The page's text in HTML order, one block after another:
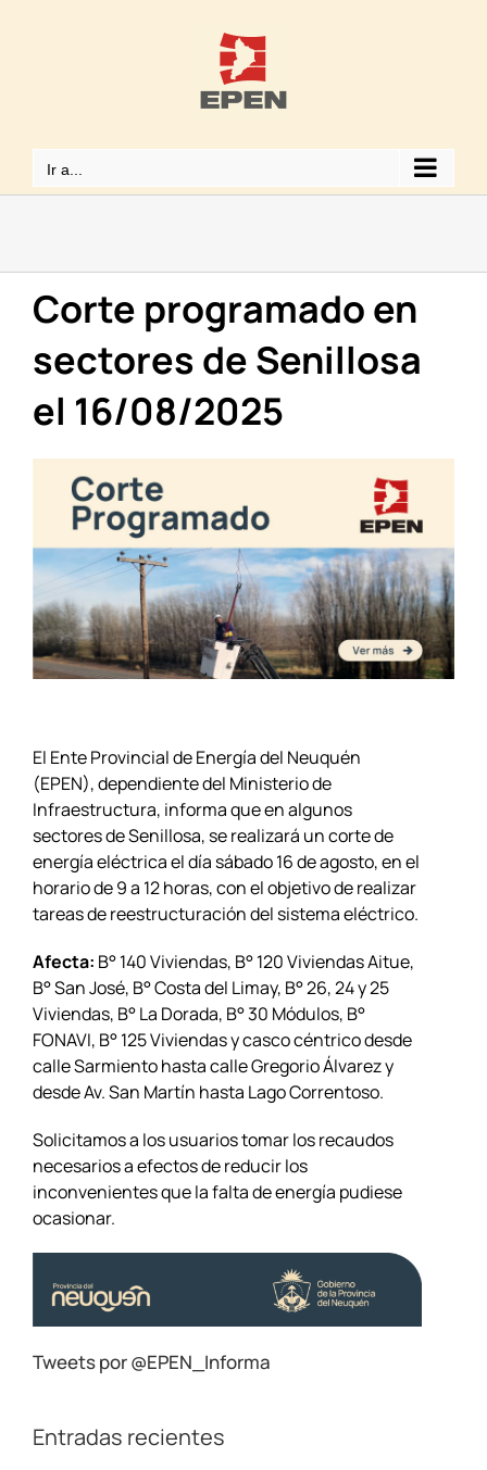
Ir a...
Corte programado en
sectores de Senillosa
el 16/08/2025
El Ente Provincial de Energía del Neuquén
(EPEN), dependiente del Ministerio de
Infraestructura, informa que en algunos
sectores de Senillosa, se realizará un corte de
energía eléctrica el día sábado 16 de agosto, en el
horario de 9 a 12 horas, con el objetivo de realizar
tareas de reestructuración del sistema eléctrico.
Afecta: B° 140 Viviendas, B° 120 Viviendas Aitue,
B° San José, B° Costa del Limay, B° 26, 24 y 25
Viviendas, B° La Dorada, B° 30 Módulos, B°
FONAVI, B° 125 Viviendas y casco céntrico desde
calle Sarmiento hasta calle Gregorio Álvarez y
desde Av. San Martín hasta Lago Correntoso.
Solicitamos a los usuarios tomar los recaudos
necesarios a efectos de reducir los
inconvenientes que la falta de energía pudiese
ocasionar.
Tweets por @EPEN_Informa
Entradas recientes